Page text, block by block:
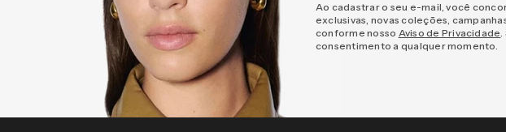
Ao cadastrar o seu e-mail, você
exclusivas, novas coleções,
conforme nosso Aviso de Privacidade.
consentimento a qualquer momento.